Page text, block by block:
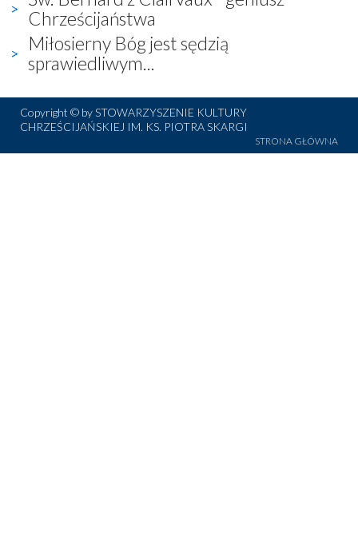
Chrześcijaństwa
Miłosierny Bóg jest sędzią
sprawiedliwym...
Copyright © by STOWARZYSZENIE KULTURY
CHRZEŚCIJAŃSKIEJ IM. KS. PIOTRA SKARGI
STRONA GŁÓWNA